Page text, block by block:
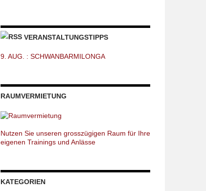
VERANSTALTUNGSTIPPS
9. AUG. : SCHWANBARMILONGA
RAUMVERMIETUNG
Nutzen Sie unseren grosszügigen Raum für Ihre
eigenen Trainings und Anlässe
KATEGORIEN